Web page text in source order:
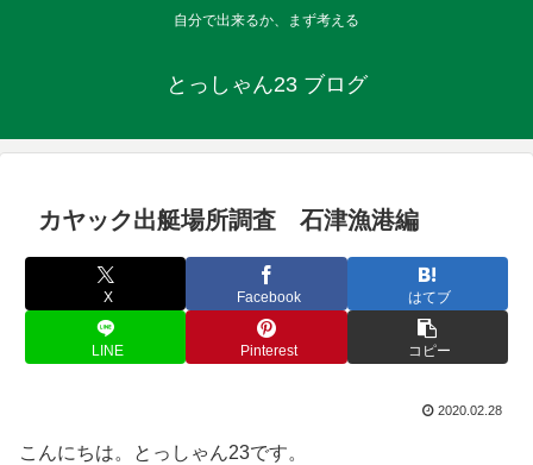
自分で出来るか、まず考える
とっしゃん23 ブログ
カヤック出艇場所調査 石津漁港編
X Facebook はてブ
LINE Pinterest コピー
2020.02.28
こんにちは。とっしゃん23です。